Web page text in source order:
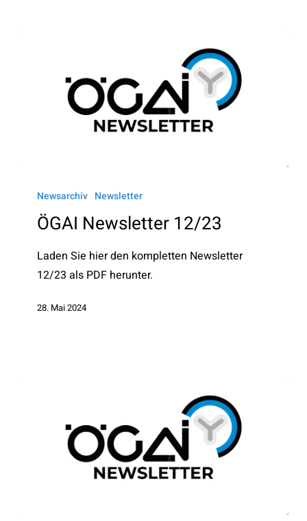
Newsletter
12/23
Newsarchiv Newsletter
ÖGAI Newsletter 12/23
Laden Sie hier den kompletten Newsletter
12/23 als PDF herunter.
28. Mai 2024